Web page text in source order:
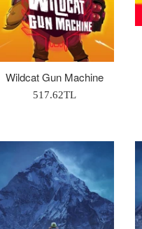
Wildcat Gun Machine
Normal
517.62TL